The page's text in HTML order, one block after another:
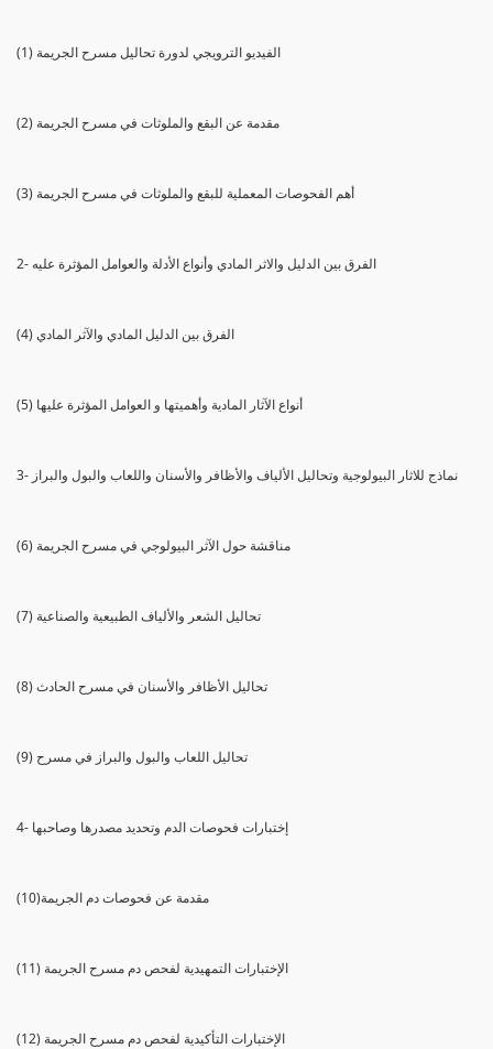
(1) الفيديو الترويجي لدورة تحاليل مسرح الجريمة
(2) مقدمة عن البقع والملوثات في مسرح الجريمة
(3) أهم الفحوصات المعملية للبقع والملوثات في مسرح الجريمة
2- الفرق بين الدليل والاثر المادي وأنواع الأدلة والعوامل المؤثرة عليه
(4) الفرق بين الدليل المادي والآثر المادي
(5) أنواع الآثار المادية وأهميتها و العوامل المؤثرة عليها
3- نماذج للاثار البيولوجية وتحاليل الألياف والأظافر والأسنان واللعاب والبول والبراز
(6) مناقشة حول الآثر البيولوجي في مسرح الجريمة
(7) تحاليل الشعر والألياف الطبيعية والصناعية
(8) تحاليل الأظافر والأسنان في مسرح الحادث
(9) تحاليل اللعاب والبول والبراز في مسرح
4- إختبارات فحوصات الدم وتحديد مصدرها وصاحبها
(10)مقدمة عن فحوصات دم الجريمة
(11) الإختبارات التمهيدية لفحص دم مسرح الجريمة
(12) الإختبارات التأكيدية لفحص دم مسرح الجريمة